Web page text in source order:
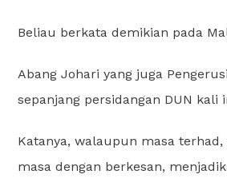
Beliau berkata demikian pada
Abang Johari yang juga
sepanjang persidangan DUN kali
Katanya, walaupun masa
masa dengan berkesan,